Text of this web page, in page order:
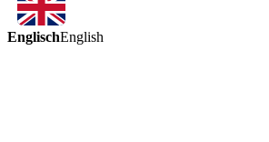
EnglischEnglish